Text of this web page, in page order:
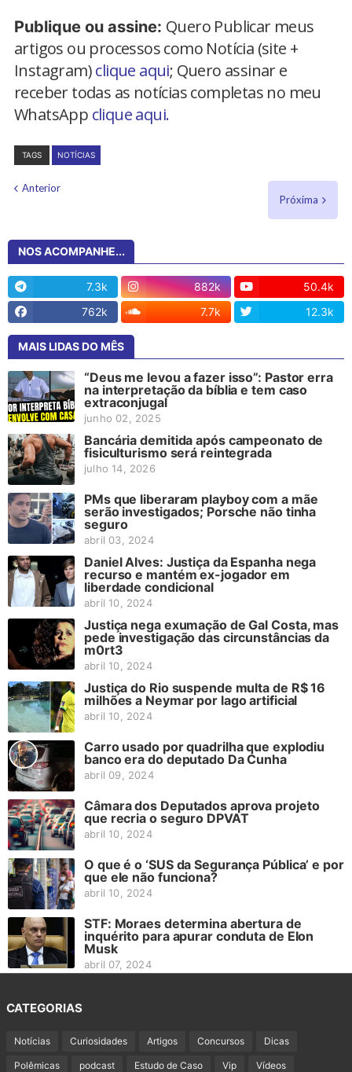
Publique ou assine: Quero Publicar meus
artigos ou processos como Notícia (site +
Instagram)clique aqui; Quero assinar e
receber todas as notícias completas no meu
WhatsApp clique aqui.
TAGS NOTÍCIAS
Anterior
Próxima
NOS ACOMPANHE...
7.3k 882k
50.4k
762k
7.7k 12.3k
MAIS LIDAS DO MÊS
“Deus me levou a fazer isso”: Pastor erra
na interpretação da bíblia e tem caso
extraconjugal
junho 02, 2025
Bancária demitida após campeonato de
fisiculturismo será reintegrada
julho 14, 2026
PMs que liberaram playboy com a mãe
serão investigados; Porsche não tinha
seguro
abril 03, 2024
Daniel Alves: Justiça da Espanha nega
recurso e mantém ex-jogador em
liberdade condicional
abril 10, 2024
Justiça nega exumação de Gal Costa, mas
pede investigação das circunstâncias da
m0rt3
abril 10, 2024
Justiça do Rio suspende multa de R$ 16
milhões a Neymar por lago artificial
abril 10, 2024
Carro usado por quadrilha que explodiu
banco era do deputado Da Cunha
abril 09, 2024
Câmara dos Deputados aprova projeto
que recria o seguro DPVAT
abril 10, 2024
O que é o ‘SUS da Segurança Pública’ e por
que ele não funciona?
abril 10, 2024
STF: Moraes determina abertura de
inquérito para apurar conduta de Elon
Musk
abril 07, 2024
CATEGORIAS
Notícias Curiosidades Artigos Concursos Dicas
Polêmicas podcast Estudo de Caso Vip Vídeos